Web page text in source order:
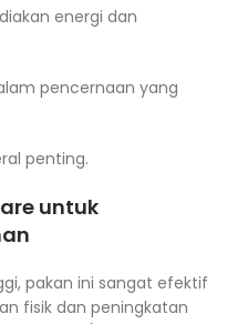
energi dan
pencernaan yang
penting.
untuk
pakan ini sangat efektif
fisik dan peningkatan